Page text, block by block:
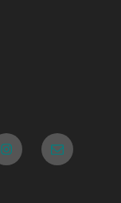
Instagram
メ